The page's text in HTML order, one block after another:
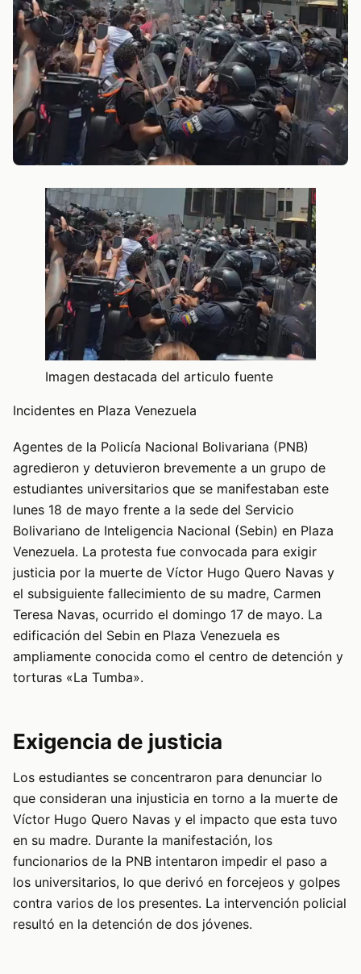
Imagen destacada del articulo fuente
Incidentes en Plaza Venezuela
Agentes de la Policía Nacional Bolivariana (PNB)
agredieron y detuvieron brevemente a un grupo de
estudiantes universitarios que se manifestaban este
lunes 18 de mayo frente a la sede del Servicio
Bolivariano de Inteligencia Nacional (Sebin) en Plaza
Venezuela. La protesta fue convocada para exigir
justicia por la muerte de Víctor Hugo Quero Navas y
el subsiguiente fallecimiento de su madre, Carmen
Teresa Navas, ocurrido el domingo 17 de mayo. La
edificación del Sebin en Plaza Venezuela es
ampliamente conocida como el centro de detención y
torturas «La Tumba».
Exigencia de justicia
Los estudiantes se concentraron para denunciar lo
que consideran una injusticia en torno a la muerte de
Víctor Hugo Quero Navas y el impacto que esta tuvo
en su madre. Durante la manifestación, los
funcionarios de la PNB intentaron impedir el paso a
los universitarios, lo que derivó en forcejeos y golpes
contra varios de los presentes. La intervención policial
resultó en la detención de dos jóvenes.